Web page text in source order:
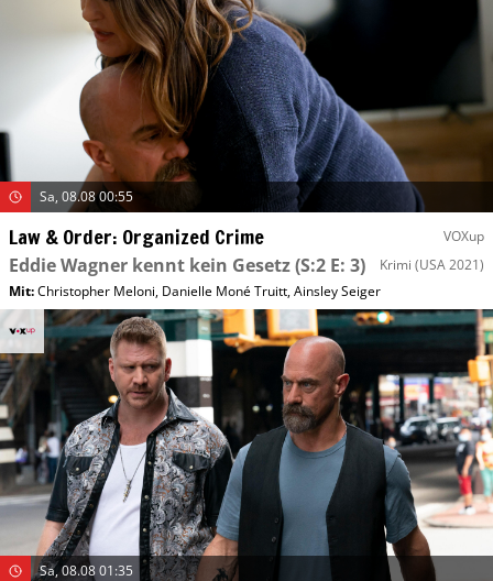
Sa, 08.08 00:55
Law & Order: Organized Crime VOXup
Eddie Wagner kennt kein Gesetz(S:2 E: 3) Krimi (USA 2021)
Mit:Christopher Meloni, Danielle Moné Truitt,Ainsley Seiger
Sa, 08.08 01:35